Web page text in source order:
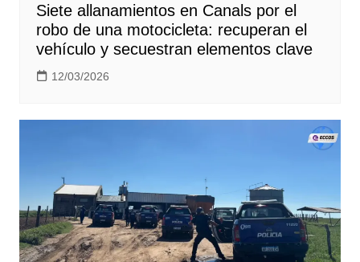
Siete allanamientos en Canals por el
robo de una motocicleta: recuperan el
vehículo y secuestran elementos clave
12/03/2026